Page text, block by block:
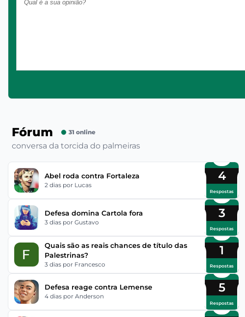
Fórum 31 online
conversa da torcida do palmeiras
Abel roda contra Fortaleza
2 dias por Lucas
4
Respostas
Defesa domina Cartola fora
3 dias por Gustavo
3
Respostas
Quais são as reais chances de título das
Palestrinas?
3 dias por Francesco
1
Respostas
Defesa reage contra Lemense
4 dias por Anderson
5
Respostas